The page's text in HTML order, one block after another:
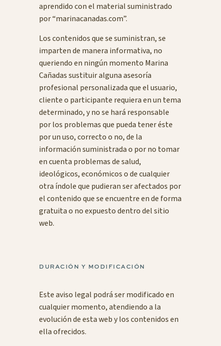
aprendido con el material suministrado
por “marinacanadas.com”.
Los contenidos que se suministran, se
imparten de manera informativa, no
queriendo en ningún momento Marina
Cañadas sustituir alguna asesoría
profesional personalizada que el usuario,
cliente o participante requiera en un tema
determinado, y no se hará responsable
por los problemas que pueda tener éste
por un uso, correcto o no, de la
información suministrada o por no tomar
en cuenta problemas de salud,
ideológicos, económicos o de cualquier
otra índole que pudieran ser afectados por
el contenido que se encuentre en de forma
gratuita o no expuesto dentro del sitio
web.
DURACIÓN Y MODIFICACIÓN
Este aviso legal podrá ser modificado en
cualquier momento, atendiendo a la
evolución de esta web y los contenidos en
ella ofrecidos.